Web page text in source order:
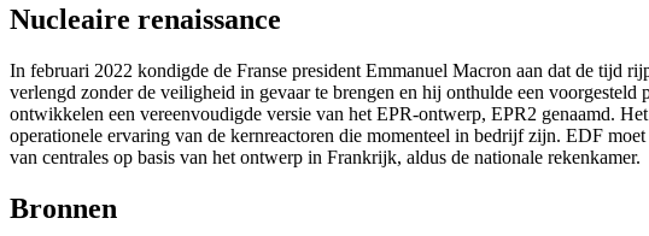
Nucleaire renaissance
In februari 2022 kondigde de Franse president Emmanuel Macron aan dat de tijd
verlengd zonder de veiligheid in gevaar te brengen en hij onthulde een
ontwikkelen een vereenvoudigde versie van het EPR-ontwerp, EPR2 genaamd.
operationele ervaring van de kernreactoren die momenteel in bedrijf zijn. EDF
van centrales op basis van het ontwerp in Frankrijk, aldus de nationale rekenkamer.
Bronnen